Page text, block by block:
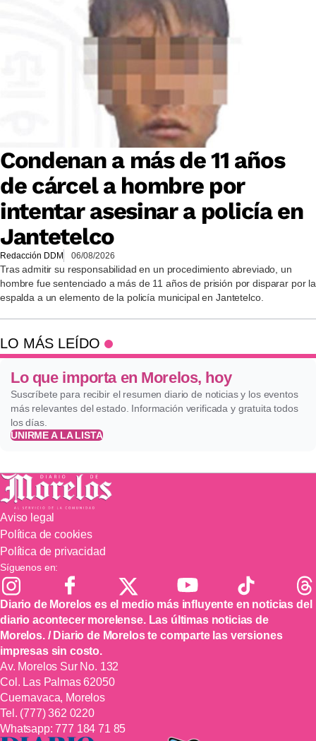
Condenan a más de 11 años
de cárcel a hombre por
intentar asesinar a policía en
Jantetelco
Redacción DDM 06/08/2026
Tras admitir su responsabilidad en un procedimiento abreviado, un
hombre fue sentenciado a más de 11 años de prisión por disparar por la
espalda a un elemento de la policía municipal en Jantetelco.
LO MÁS LEÍDO
Lo que importa en Morelos, hoy
Suscríbete para recibir el resumen diario de noticias y los eventos
más relevantes del estado. Información verificada y gratuita todos
los días.
UNIRME A LA LISTA
Aviso legal
Política de cookies
Política de privacidad
Síguenos en:
Diario de Morelos es el medio más influyente en noticias del
diario acontecer morelense. Las últimas noticias de
Morelos. / Diario de Morelos te comparte las versiones
impresas sin costo.
Av. Morelos Sur No. 132
Col. Las Palmas 62050
Cuernavaca, Morelos
Tel. (777) 362 0220
Whatsapp:777 184 71 85